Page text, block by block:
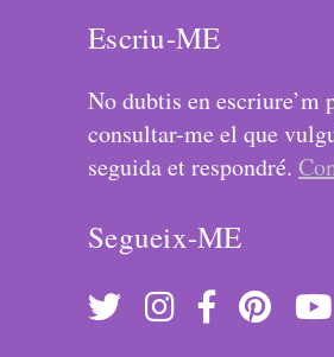
Escriu-ME
No dubtis en escriure’m
consultar-me el que
seguida et respondré.
Segueix-ME